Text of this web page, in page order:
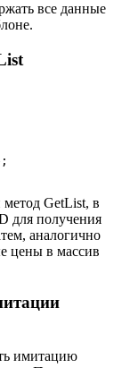
все данные
метод GetList, в
для получения
аналогично
цены в массив
имитацию